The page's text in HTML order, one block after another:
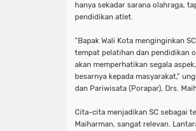
hanya sekadar sarana olahraga,
pendidikan atlet.
"Bapak Wali Kota menginginkan
tempat pelatihan dan pendidikan
akan memperhatikan segala
besarnya kepada masyarakat,"
dan Pariwisata (Porapar), Drs.
Cita-cita menjadikan SC sebagai
Maiharman, sangat relevan.